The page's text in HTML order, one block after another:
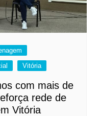
Vitória
com mais de
rede de
Vitória